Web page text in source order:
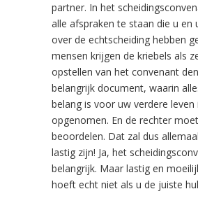
partner. In het
alle afspraken te staan die u en
over de echtscheiding hebben
mensen krijgen de kriebels als
opstellen van het convenant
belangrijk document, waarin
belang is voor uw verdere leven
opgenomen. En de rechter
beoordelen. Dat zal dus
lastig zijn! Ja, het
belangrijk. Maar lastig en
hoeft echt niet als u de juiste